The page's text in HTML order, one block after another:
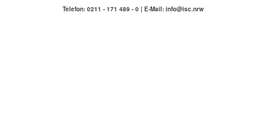
Telefon: 0211 - 171 489 - 0 | E-Mail: info@isc.nrw